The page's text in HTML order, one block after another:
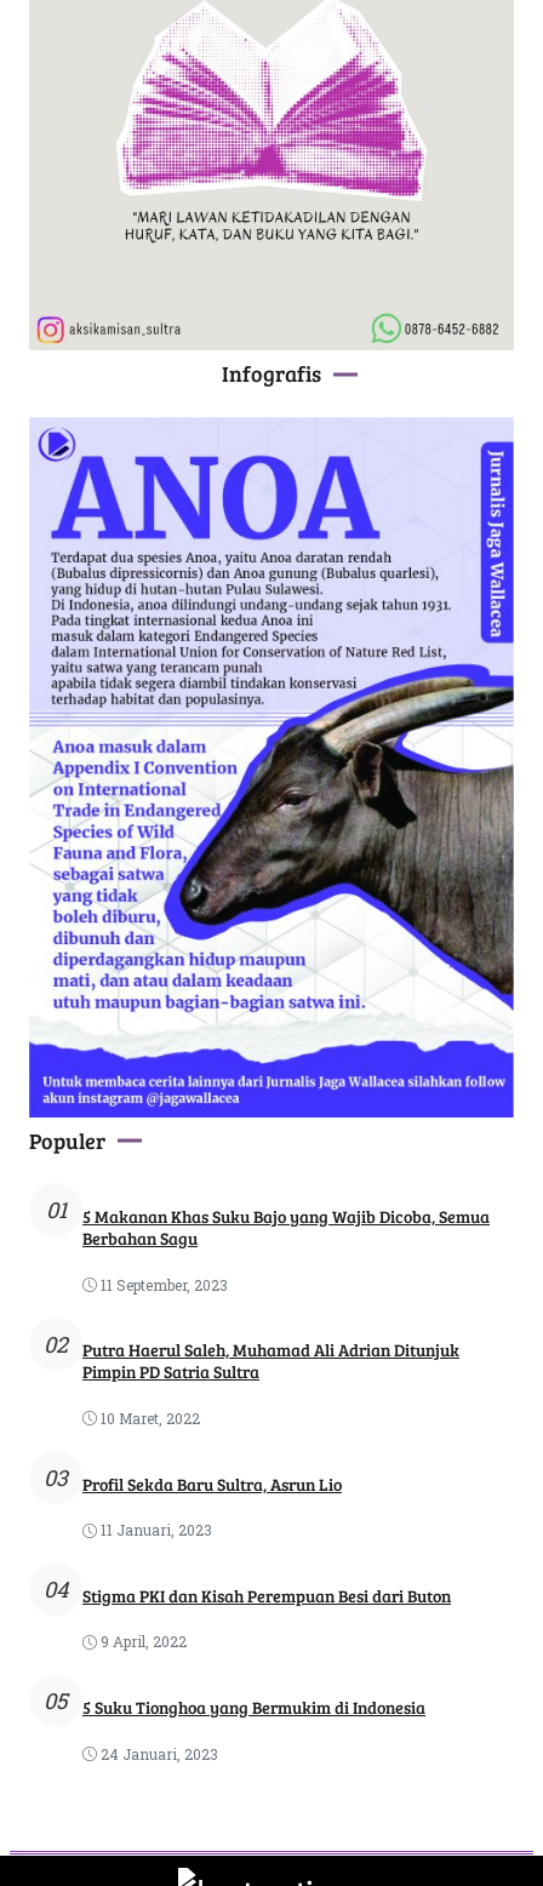
Infografis
Populer
01
5 Makanan Khas Suku Bajo yang Wajib Dicoba, Semua
Berbahan Sagu
11 September, 2023
02
Putra Haerul Saleh, Muhamad Ali Adrian Ditunjuk
Pimpin PD Satria Sultra
10 Maret, 2022
03 Profil Sekda Baru Sultra, Asrun Lio
11 Januari, 2023
04 Stigma PKI dan Kisah Perempuan Besi dari Buton
9 April, 2022
05 5 Suku Tionghoa yang Bermukim di Indonesia
24 Januari, 2023